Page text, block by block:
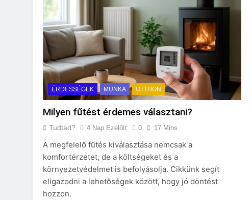
Mit jelent a magas
3 Nap Ezelőtt
ÉRDESSÉGEK MUNKA OTTHON
Milyen fűtést érdemes választani?
Tudtad? 4 Nap Ezelőtt 0 17 Mins
A megfelelő fűtés kiválasztása nemcsak a
komfortérzetet, de a költségeket és a
környezetvédelmet is befolyásolja. Cikkünk segít
eligazodni a lehetőségek között, hogy jó döntést
hozzon.